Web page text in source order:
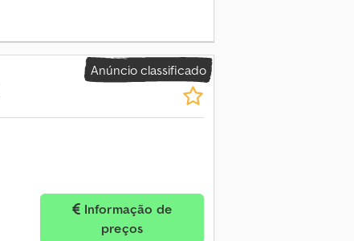
Anúncio classificado
preços